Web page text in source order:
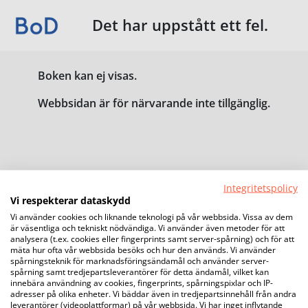
Det har uppstått ett fel.
Boken kan ej visas.
Webbsidan är för närvarande inte tillgänglig.
Integritetspolicy
Vi respekterar dataskydd
Vi använder cookies och liknande teknologi på vår webbsida. Vissa av dem
är väsentliga och tekniskt nödvändiga. Vi använder även metoder för att
analysera (t.ex. cookies eller fingerprints samt server-spårning) och för att
mäta hur ofta vår webbsida besöks och hur den används. Vi använder
spårningsteknik för marknadsföringsändamål och använder server-
spårning samt tredjepartsleverantörer för detta ändamål, vilket kan
innebära användning av cookies, fingerprints, spårningspixlar och IP-
adresser på olika enheter. Vi bäddar även in tredjepartsinnehåll från andra
leverantörer (videoplattformar) på vår webbsida. Vi har inget inflytande